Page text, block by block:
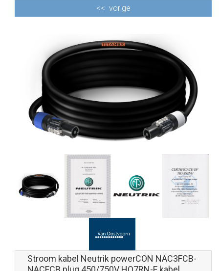
<< vorige
Stroom kabel Neutrik powerCON NAC3FCB-